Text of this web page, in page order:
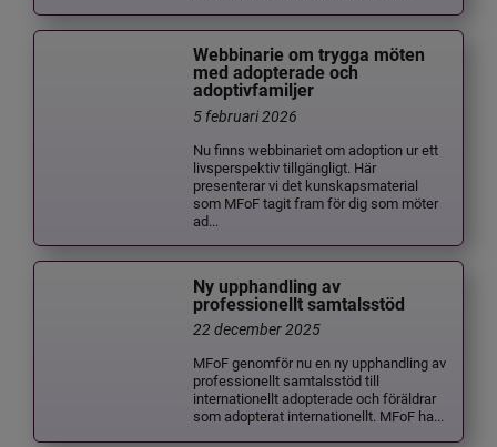
Webbinarie om trygga möten
med adopterade och
adoptivfamiljer
5 februari 2026
Nu finns webbinariet om adoption ur ett
livsperspektiv tillgängligt. Här
presenterar vi det kunskapsmaterial
som MFoF tagit fram för dig som möter
ad...
Ny upphandling av
professionellt samtalsstöd
22 december 2025
MFoF genomför nu en ny upphandling av
professionellt samtalsstöd till
internationellt adopterade och föräldrar
som adopterat internationellt. MFoF ha...